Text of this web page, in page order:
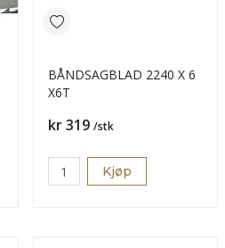
BÅNDSAGBLAD 2240 X 6
X6T
Pris
kr 319 /stk
Kjøp